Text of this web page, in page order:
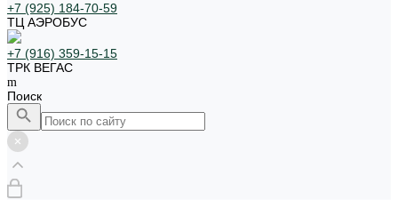
+7 (925) 184-70-59
ТЦ АЭРОБУС
+7 (916) 359-15-15
ТРК ВЕГАС
Поиск